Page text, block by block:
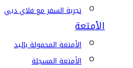
تجربة السفر مع فلاي دبي
الأمتعة
الأمتعة المحمولة باليد
الأمتعة المسجلة